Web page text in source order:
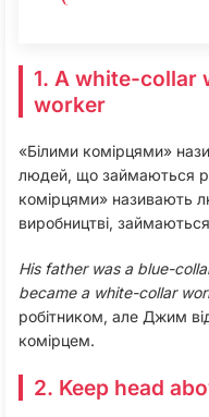
1. A white-collar
worker
«Білими комірцями»
людей, що займаються
комірцями» називають
виробництві,
His father was a blue-
became a white-collar
робітником, але Джим
комірцем.
2. Keep head